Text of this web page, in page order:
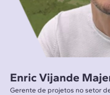
Enric Vijande
Gerente de projetos no setor